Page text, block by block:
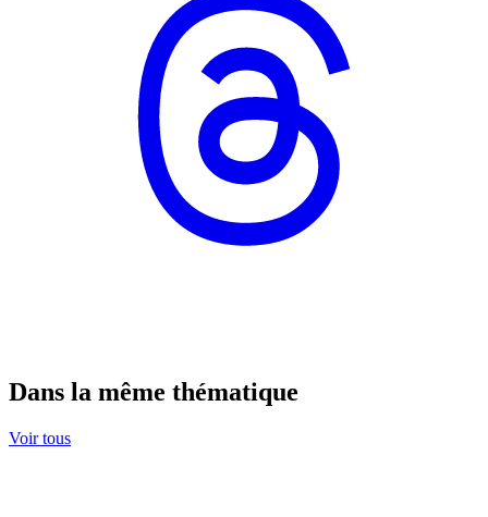
Dans la même thématique
Voir tous